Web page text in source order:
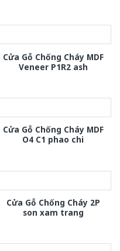
Cửa Gỗ Chống Cháy MDF
Veneer P1R2 ash
Cửa Gỗ Chống Cháy MDF
O4 C1 phao chi
Cửa Gỗ Chống Cháy 2P
son xam trang